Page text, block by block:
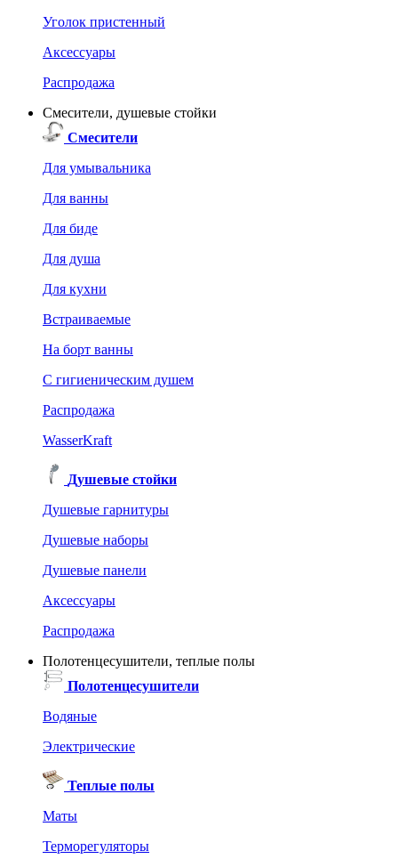
Уголок пристенный
Аксессуары
Распродажа
Смесители, душевые стойки
Смесители
Для умывальника
Для ванны
Для биде
Для душа
Для кухни
Встраиваемые
На борт ванны
C гигиеническим душем
Распродажа
WasserKraft
Душевые стойки
Душевые гарнитуры
Душевые наборы
Душевые панели
Аксессуары
Распродажа
Полотенцесушители, теплые полы
Полотенцесушители
Водяные
Электрические
Теплые полы
Маты
Терморегуляторы